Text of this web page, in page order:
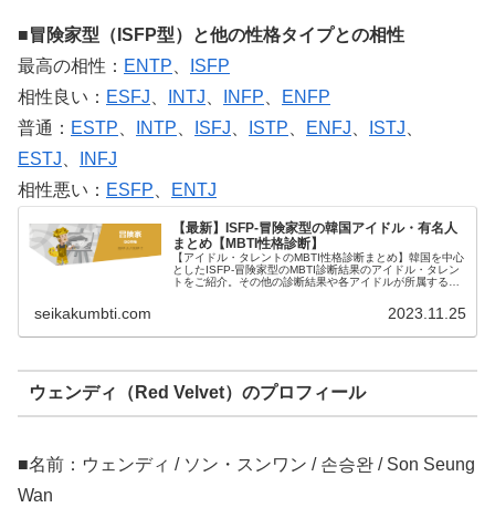
■冒険家型（ISFP型）と他の性格タイプとの相性
最高の相性： ENTP
ISFP
相性良い： ESFJ INTJ INFP
ENFP
普通： ESTP INTP ISFJ ISTP ENFJ ISTJ
ESTJ
INFJ
相性悪い： ESFP ENTJ
【最新】ISFP-冒険家型の韓国アイドル・有名人
まとめ【MBTI性格診断】
【アイドル・タレントのMBTI性格診断まとめ】韓国を中心
としたISFP-冒険家型のMBTI診断結果のアイドル・タレン
トをご紹介。その他の診断結果や各アイドルが所属するグ
seikakumbti.com 2023.11.25
ウェンディ（Red Velvet）のプロフィール
■名前：ウェンディ / ソン・スンワン / 손승완 / Son Seung
Wan